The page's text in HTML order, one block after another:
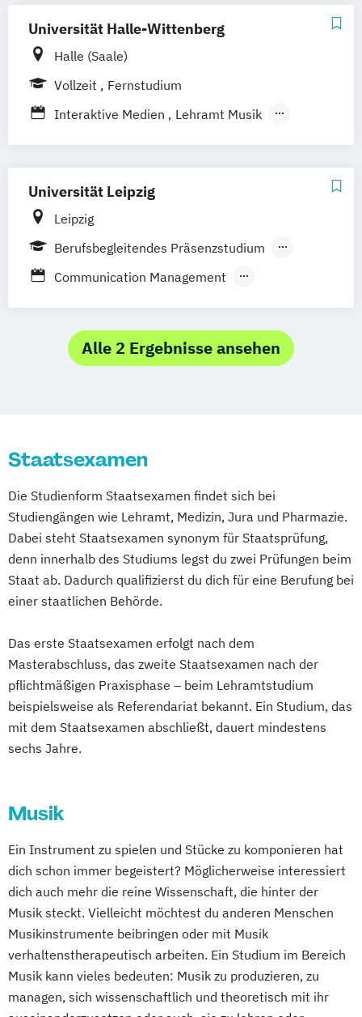
Universität Halle-Wittenberg
Halle (Saale)
Vollzeit
Fernstudium
Interaktive Medien
Lehramt Musik
MultiMedia & Autorschaft
Musik/Liturgische Musik (Kombi Lehramt
an Gymnasien/Bachelor)
Musikwissenschaft
Musikwissenschaft (mit wissenschaftlicher
Universität Leipzig
Leipzig
Berufsbegleitendes Präsenzstudium
Vollzeit
Communication Management
Kommunikations- und Medienwissenschaft
Musikwissenschaft
Alle 2 Ergebnisse ansehen
Staatsexamen
Die Studienform Staatsexamen findet sich bei
Studiengängen wie Lehramt, Medizin, Jura und Pharmazie.
Dabei steht Staatsexamen synonym für Staatsprüfung,
denn innerhalb des Studiums legst du zwei Prüfungen beim
Staat ab. Dadurch qualifizierst du dich für eine Berufung bei
einer staatlichen Behörde.
Das erste Staatsexamen erfolgt nach dem
Masterabschluss, das zweite Staatsexamen nach der
pflichtmäßigen Praxisphase – beim Lehramtstudium
beispielsweise als Referendariat bekannt. Ein Studium, das
mit dem Staatsexamen abschließt, dauert mindestens
sechs Jahre.
Musik
Ein Instrument zu spielen und Stücke zu komponieren hat
dich schon immer begeistert? Möglicherweise interessiert
dich auch mehr die reine Wissenschaft, die hinter der
Musik steckt. Vielleicht möchtest du anderen Menschen
Musikinstrumente beibringen oder mit Musik
verhaltenstherapeutisch arbeiten. Ein Studium im Bereich
Musik kann vieles bedeuten: Musik zu produzieren, zu
managen, sich wissenschaftlich und theoretisch mit ihr